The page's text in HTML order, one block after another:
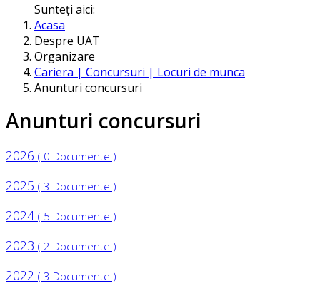
Sunteți aici:
Acasa
Despre UAT
Organizare
Cariera | Concursuri | Locuri de munca
Anunturi concursuri
Anunturi concursuri
2026 ( 0 Documente )
2025 ( 3 Documente )
2024 ( 5 Documente )
2023 ( 2 Documente )
2022 ( 3 Documente )